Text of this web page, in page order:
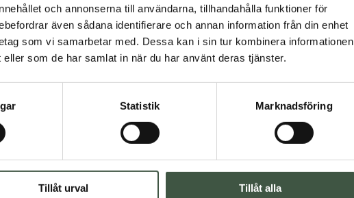
och annonserna till användarna, tillhandahålla funktioner för
även sådana identifierare och annan information från din enhet
som vi samarbetar med. Dessa kan i sin tur kombinera informationen
som de har samlat in när du har använt deras tjänster.
Statistik Marknadsföring
Tillåt urval Tillåt alla
Abdeckung €45 Kurzärmlige, vollflächige Schürze